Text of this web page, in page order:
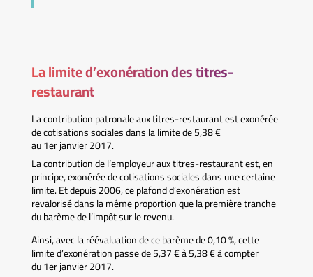
La limite d’exonération des titres-
restaurant
La contribution patronale aux titres-restaurant est exonérée
de cotisations sociales dans la limite de 5,38 €
au 1er janvier 2017.
La contribution de l’employeur aux titres-restaurant est, en
principe, exonérée de cotisations sociales dans une certaine
limite. Et depuis 2006, ce plafond d’exonération est
revalorisé dans la même proportion que la première tranche
du barème de l’impôt sur le revenu.
Ainsi, avec la réévaluation de ce barème de 0,10 %, cette
limite d’exonération passe de 5,37 € à 5,38 € à compter
du 1er janvier 2017.